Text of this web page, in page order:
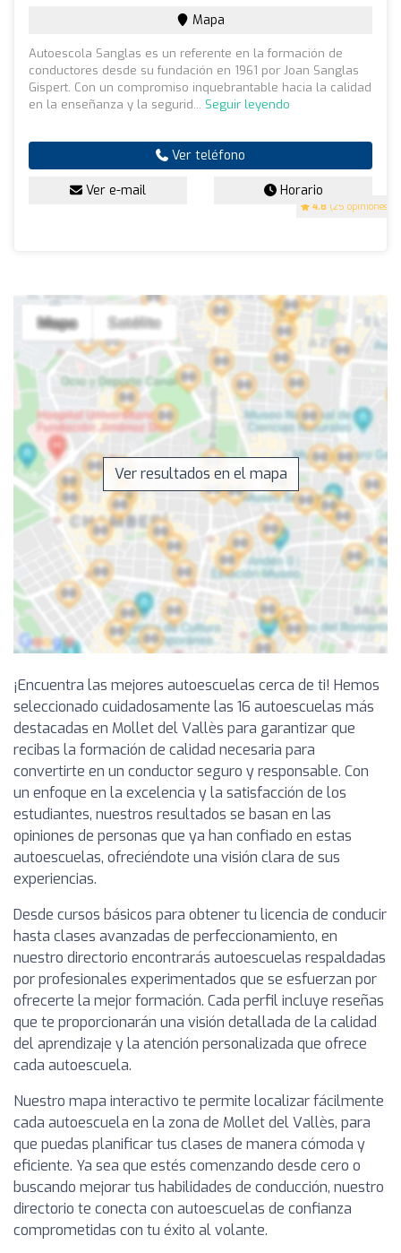
4.8 (25 opiniones)
Mapa
Autoescola Sanglas es un referente en la formación de
conductores desde su fundación en 1961 por Joan Sanglas
Gispert. Con un compromiso inquebrantable hacia la calidad
en la enseñanza y la segurid... Seguir leyendo
Ver teléfono
Ver e-mail Horario
Ver resultados en el mapa
¡Encuentra las mejores autoescuelas cerca de ti! Hemos
seleccionado cuidadosamente las 16 autoescuelas más
destacadas en Mollet del Vallès para garantizar que
recibas la formación de calidad necesaria para
convertirte en un conductor seguro y responsable. Con
un enfoque en la excelencia y la satisfacción de los
estudiantes, nuestros resultados se basan en las
opiniones de personas que ya han confiado en estas
autoescuelas, ofreciéndote una visión clara de sus
experiencias.
Desde cursos básicos para obtener tu licencia de conducir
hasta clases avanzadas de perfeccionamiento, en
nuestro directorio encontrarás autoescuelas respaldadas
por profesionales experimentados que se esfuerzan por
ofrecerte la mejor formación. Cada perfil incluye reseñas
que te proporcionarán una visión detallada de la calidad
del aprendizaje y la atención personalizada que ofrece
cada autoescuela.
Nuestro mapa interactivo te permite localizar fácilmente
cada autoescuela en la zona de Mollet del Vallès, para
que puedas planificar tus clases de manera cómoda y
eficiente. Ya sea que estés comenzando desde cero o
buscando mejorar tus habilidades de conducción, nuestro
directorio te conecta con autoescuelas de confianza
comprometidas con tu éxito al volante.